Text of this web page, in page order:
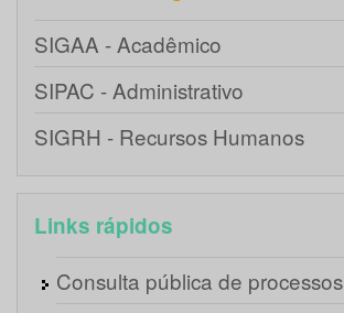
SIGAA - Acadêmico
SIPAC - Administrativo
SIGRH - Recursos Humanos
Links rápidos
Consulta pública de processos